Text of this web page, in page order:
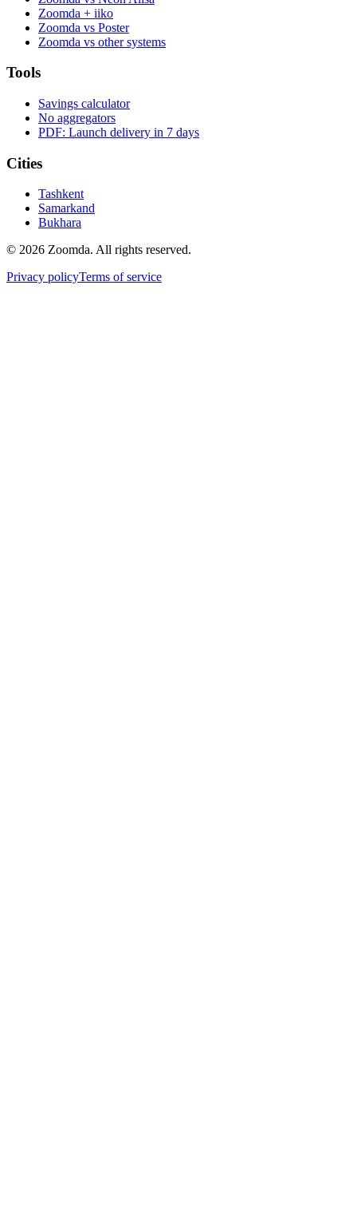
Zoomda + iiko
Zoomda vs Poster
Zoomda vs other systems
Tools
Savings calculator
No aggregators
PDF: Launch delivery in 7 days
Cities
Tashkent
Samarkand
Bukhara
© 2026 Zoomda. All rights reserved.
Privacy policyTerms of service